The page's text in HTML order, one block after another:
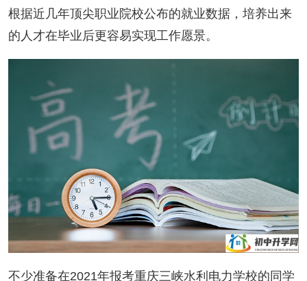
根据近几年顶尖职业院校公布的就业数据，培养出来
的人才在毕业后更容易实现工作愿景。
不少准备在2021年报考重庆三峡水利电力学校的同学